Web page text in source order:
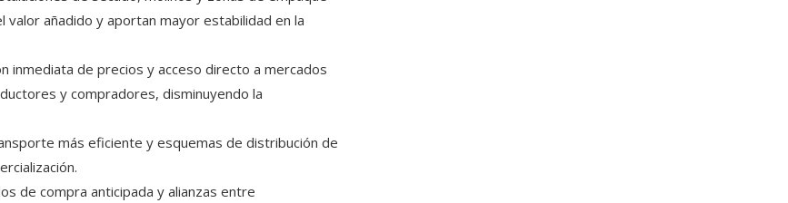
valor añadido y aportan mayor estabilidad en la
inmediata de precios y acceso directo a mercados
y compradores, disminuyendo la
más eficiente y esquemas de distribución de
de compra anticipada y alianzas entre